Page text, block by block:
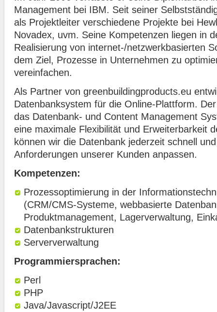
Management bei IBM. Seit seiner
als Projektleiter verschiedene Projekte bei
Novadex, uvm. Seine Kompetenzen liegen in
Realisierung von internet-/netzwerkbasierten
dem Ziel, Prozesse in Unternehmen zu
vereinfachen.
Als Partner von greenbuildingproducts.eu
Datenbanksystem für die Online-Plattform.
das Datenbank- und Content Management
eine maximale Flexibilität und Erweiterbarkeit
können wir die Datenbank jederzeit schnell
Anforderungen unserer Kunden anpassen.
Kompetenzen:
Prozessoptimierung in der
(CRM/CMS-Systeme, webbasierte
Produktmanagement, Lagerverwaltung,
Datenbankstrukturen
Serververwaltung
Programmiersprachen:
Perl
PHP
Java/Javascript/J2EE